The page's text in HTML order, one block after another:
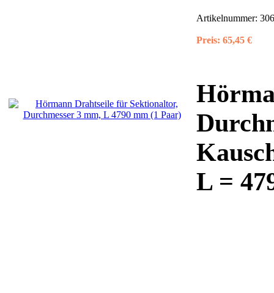
Artikelnummer:
Preis: 65,45 €
L =